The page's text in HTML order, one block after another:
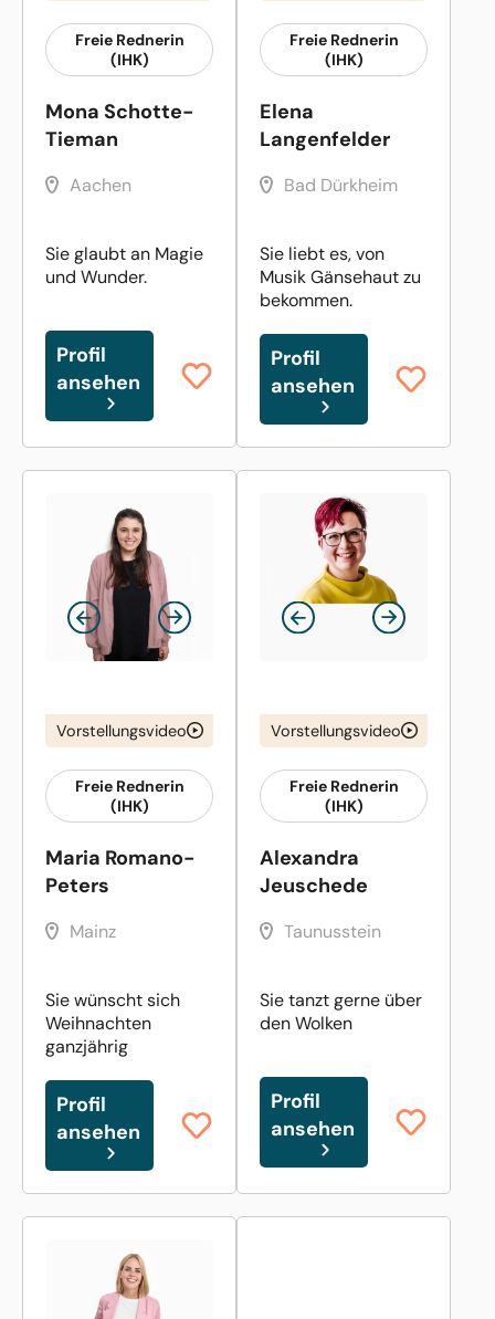
Freie Rednerin
(IHK)
Mona Schotte-
Tieman
Aachen
Sie glaubt an Magie
und Wunder.
Profil
ansehen
Freie Rednerin
(IHK)
Elena
Langenfelder
Bad Dürkheim
Sie liebt es, von
Musik Gänsehaut zu
bekommen.
Profil
ansehen
Vorstellungsvideo
Freie Rednerin
(IHK)
Maria Romano-
Peters
Mainz
Sie wünscht sich
Weihnachten
ganzjährig
Profil
ansehen
Vorstellungsvideo
Freie Rednerin
(IHK)
Alexandra
Jeuschede
Taunusstein
Sie tanzt gerne über
den Wolken
Profil
ansehen